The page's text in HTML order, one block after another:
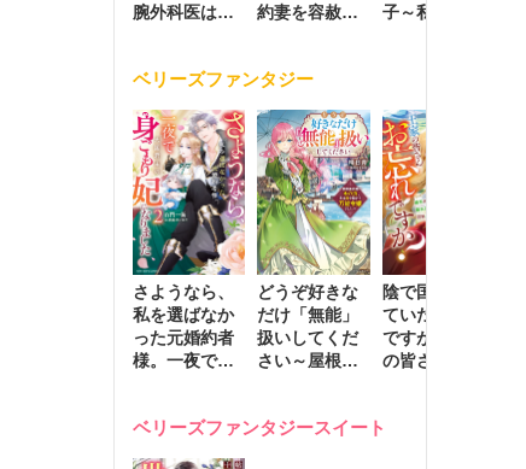
腕外科医はこ
約妻を容赦な
子～私を捨て
ベリーズファンタジー
さようなら、
私を選ばなか
った元婚約者
様。一夜で大
ました２
どうぞ好きな
だけ「無能」
扱いしてくだ
さい～屋根裏
動かす万能令
陰で国を支え
ていたのは私
ですが、王家
の皆さんお忘
れ才女の辺境
ベリーズファンタジースイート